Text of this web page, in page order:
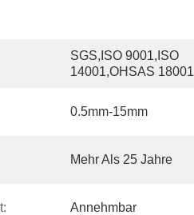
SGS,ISO 9001,ISO
14001,OHSAS 18001
0.5mm-15mm
Mehr Als 25 Jahre
Annehmbar